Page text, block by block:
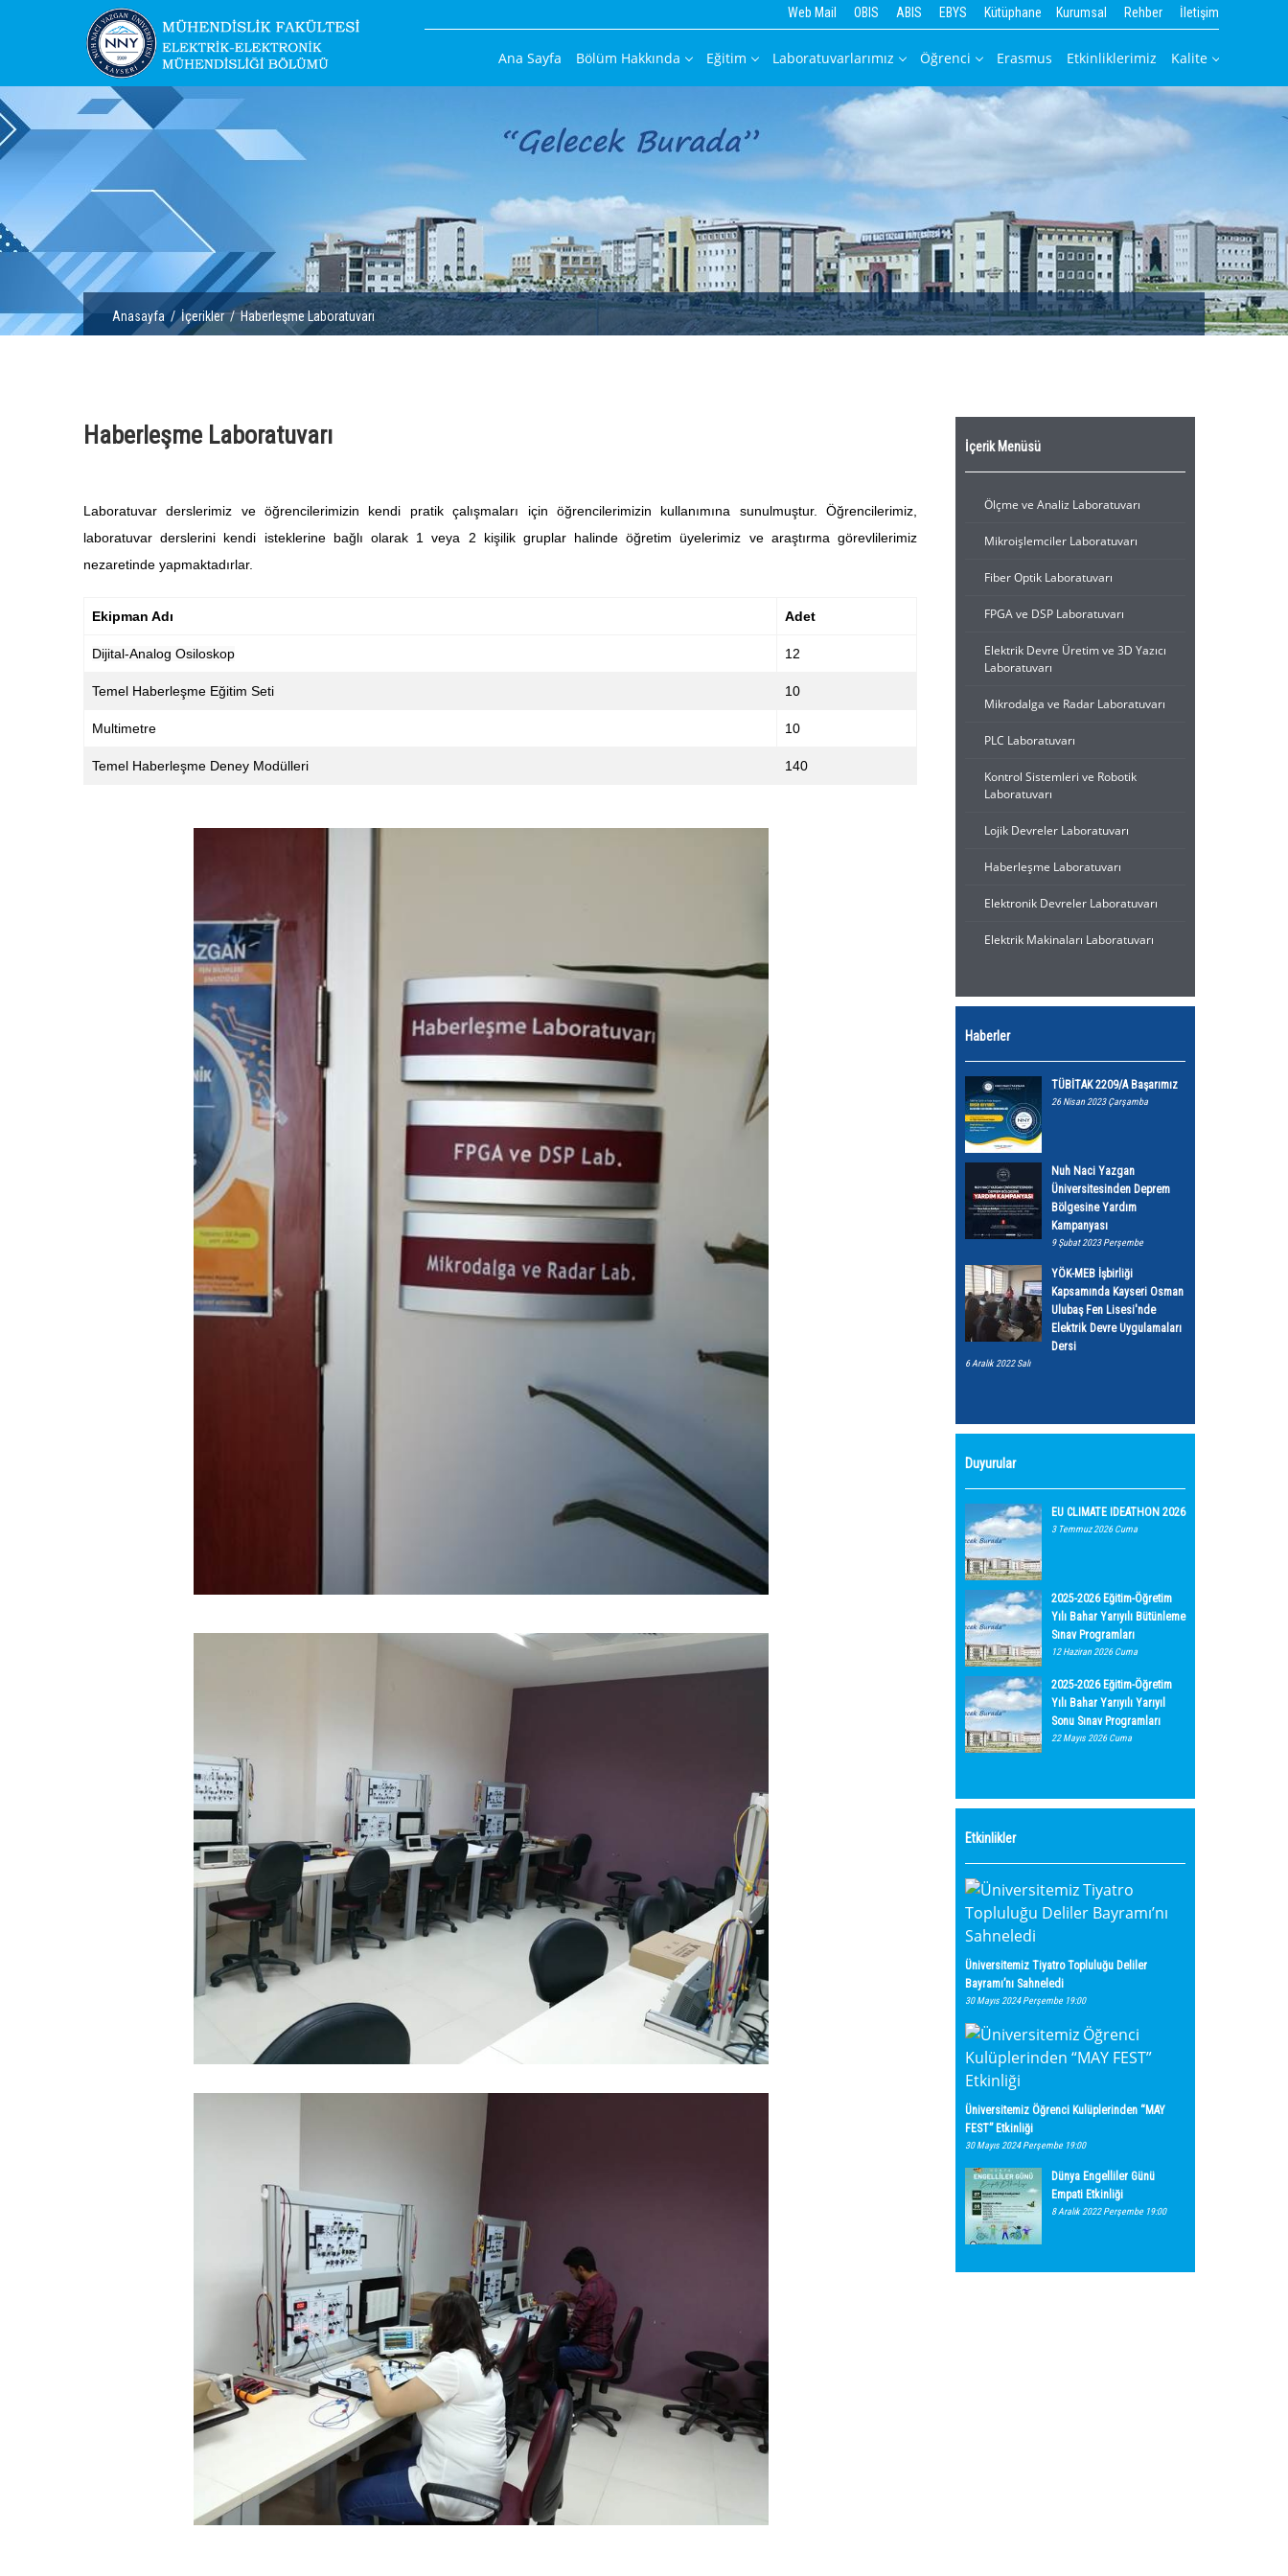
Web Mail OBIS ABIS EBYS Kütüphane Kurumsal Rehber İletişim
Ana Sayfa Bölüm Hakkında Eğitim Laboratuvarlarımız Öğrenci Erasmus Etkinliklerimiz Kalite
Anasayfa /İçerikler/ Haberleşme Laboratuvarı
Haberleşme Laboratuvarı
Laboratuvar derslerimiz ve öğrencilerimizin kendi pratik çalışmaları için öğrencilerimizin kullanımına sunulmuştur. Öğrencilerimiz,
laboratuvar derslerini kendi isteklerine bağlı olarak 1 veya 2 kişilik gruplar halinde öğretim üyelerimiz ve araştırma görevlilerimiz
nezaretinde yapmaktadırlar.
Ekipman Adı Adet
Dijital-Analog Osiloskop 12
Temel Haberleşme Eğitim Seti 10
Multimetre 10
Temel Haberleşme Deney Modülleri 140
İçerik Menüsü
Ölçme ve Analiz Laboratuvarı
Mikroişlemciler Laboratuvarı
Fiber Optik Laboratuvarı
FPGA ve DSP Laboratuvarı
Elektrik Devre Üretim ve 3D Yazıcı
Laboratuvarı
Mikrodalga ve Radar Laboratuvarı
PLC Laboratuvarı
Kontrol Sistemleri ve Robotik
Laboratuvarı
Lojik Devreler Laboratuvarı
Haberleşme Laboratuvarı
Elektronik Devreler Laboratuvarı
Elektrik Makinaları Laboratuvarı
Haberler
TÜBİTAK 2209/A Başarımız
26 Nisan 2023 Çarşamba
Nuh Naci Yazgan
Üniversitesinden Deprem
Bölgesine Yardım
Kampanyası
9 Şubat 2023 Perşembe
YÖK-MEB İşbirliği
Kapsamında Kayseri Osman
Ulubaş Fen Lisesi'nde
Elektrik Devre Uygulamaları
Dersi
6 Aralık 2022 Salı
Duyurular
EU CLIMATE IDEATHON 2026
3 Temmuz 2026 Cuma
2025-2026 Eğitim-Öğretim
Yılı Bahar Yarıyılı Bütünleme
Sınav Programları
12 Haziran 2026 Cuma
2025-2026 Eğitim-Öğretim
Yılı Bahar Yarıyılı Yarıyıl
Sonu Sınav Programları
22 Mayıs 2026 Cuma
Etkinlikler
Üniversitemiz Tiyatro Topluluğu Deliler
Bayramı’nı Sahneledi
30 Mayıs 2024 Perşembe 19:00
Üniversitemiz Öğrenci Kulüplerinden “MAY
FEST” Etkinliği
30 Mayıs 2024 Perşembe 19:00
Dünya Engelliler Günü
Empati Etkinliği
8 Aralık 2022 Perşembe 19:00